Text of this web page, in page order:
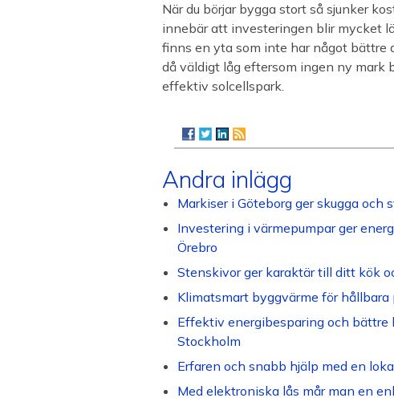
När du börjar bygga stort så sjunker
innebär att investeringen blir mycket
finns en yta som inte har något bättre
då väldigt låg eftersom ingen ny mark
effektiv solcellspark.
Andra inlägg
Markiser i Göteborg ger skugga och
Investering i värmepumpar ger
Örebro
Stenskivor ger karaktär till ditt kök
Klimatsmart byggvärme för hållbara
Effektiv energibesparing och
Stockholm
Erfaren och snabb hjälp med en
Med elektroniska lås mår man en